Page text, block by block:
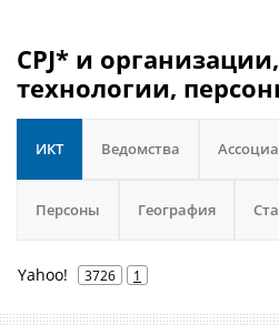
CPJ* и
технологии,
ИКТ Ведомства
Персоны География
Yahoo! 3726 1